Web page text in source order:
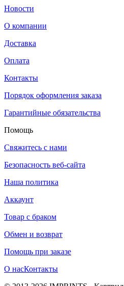
Новости
О компании
Доставка
Оплата
Контакты
Порядок оформления заказа
Гарантийные обязательства
Помощь
Свяжитесь с нами
Безопасность веб-сайта
Наша политика
Аккаунт
Товар с браком
Обмен и возврат
Помощь при заказе
О насКонтакты